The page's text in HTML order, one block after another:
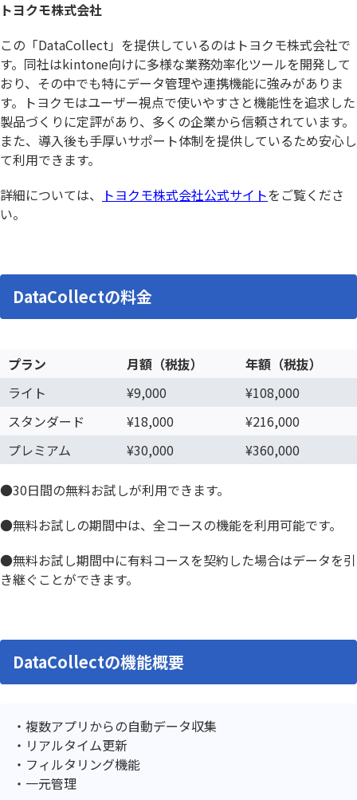
トヨクモ株式会社
この「DataCollect」を提供しているのはトヨクモ株式会社で
す。同社はkintone向けに多様な業務効率化ツールを開発して
おり、その中でも特にデータ管理や連携機能に強みがありま
す。トヨクモはユーザー視点で使いやすさと機能性を追求した
製品づくりに定評があり、多くの企業から信頼されています。
また、導入後も手厚いサポート体制を提供しているため安心し
て利用できます。
詳細については、
トヨクモ株式会社公式サイトをご覧くださ
い。
DataCollectの料金
プラン 月額（税抜）
年額（税抜）
ライト
¥9,000
¥108,000
スタンダード
¥18,000
¥216,000
プレミアム
¥30,000 ¥360,000
●30日間の無料お試しが利用できます。
●無料お試しの期間中は、全コースの機能を利用可能です。
●無料お試し期間中に有料コースを契約した場合はデータを引
き継ぐことができます。
DataCollectの機能概要
複数アプリからの自動データ収集
リアルタイム更新
フィルタリング機能
一元管理